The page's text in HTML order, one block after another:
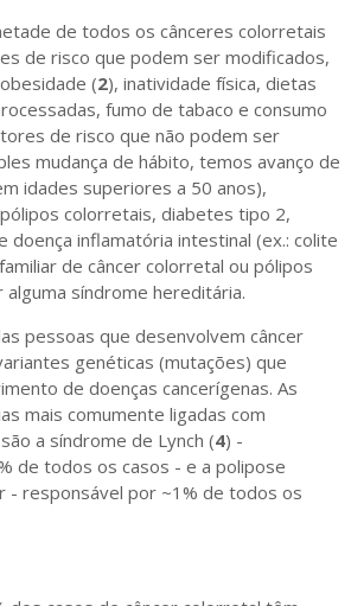
de todos os cânceres colorretais
de risco que podem ser modificados,
(2), inatividade física, dietas
fumo de tabaco e consumo
de risco que não podem ser
mudança de hábito, temos avanço de
idades superiores a 50 anos),
colorretais, diabetes tipo 2,
doença inflamatória intestinal (ex.: colite
de câncer colorretal ou pólipos
síndrome hereditária.
que desenvolvem câncer
genéticas (mutações) que
de doenças cancerígenas. As
mais comumente ligadas com
a síndrome de Lynch (4) -
de todos os casos - e a polipose
- responsável por ~1% de todos os